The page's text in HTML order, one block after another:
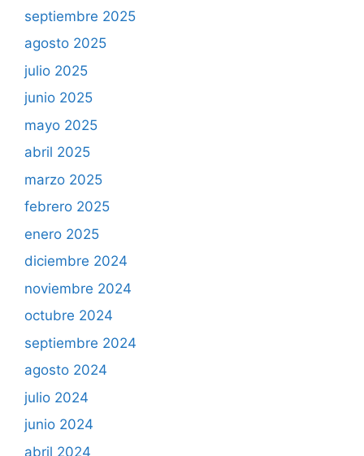
septiembre 2025
agosto 2025
julio 2025
junio 2025
mayo 2025
abril 2025
marzo 2025
febrero 2025
enero 2025
diciembre 2024
noviembre 2024
octubre 2024
septiembre 2024
agosto 2024
julio 2024
junio 2024
abril 2024